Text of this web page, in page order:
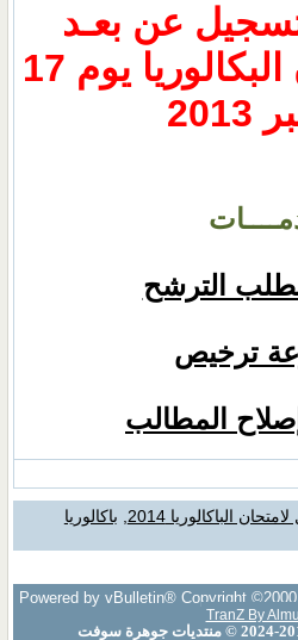
عن بعـد
لاجتياز امتحان البكالوريا يوم 17
الترشح
ترخيص
المطالب
الباكالوريا 2014
باكالوريا
Powered by vBulletin® Copyright
TranZ By